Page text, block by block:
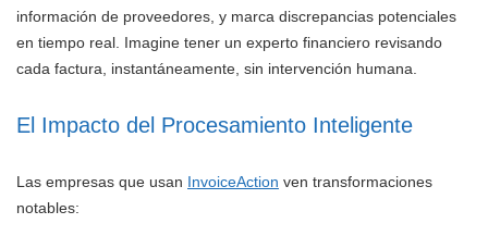
información de proveedores, y marca discrepancias potenciales
en tiempo real. Imagine tener un experto financiero revisando
cada factura, instantáneamente, sin intervención humana.
El Impacto del Procesamiento Inteligente
Las empresas que usan InvoiceAction ven transformaciones
notables: